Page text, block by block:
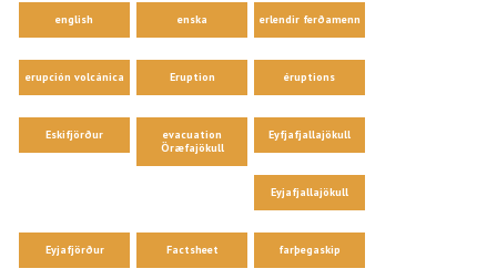
english enska erlendir ferðamenn
erupción volcánica Eruption éruptions
Eskifjörður
evacuation
Öræfajökull
Eyfjafjallajökull
Eyjafjallajökull
Eyjafjörður Factsheet farþegaskip